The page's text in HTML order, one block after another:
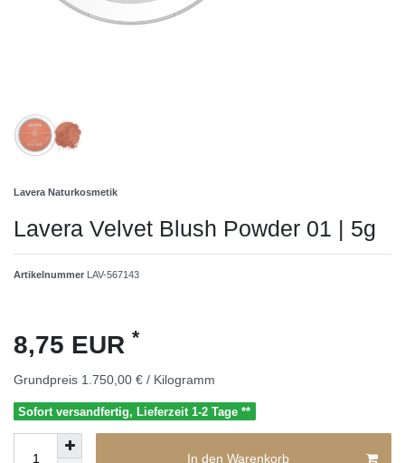
Lavera Naturkosmetik
Lavera Velvet Blush Powder 01 | 5g
Artikelnummer LAV-567143
8,75 EUR *
Grundpreis 1.750,00 € / Kilogramm
Sofort versandfertig, Lieferzeit 1-2 Tage **
In den Warenkorb